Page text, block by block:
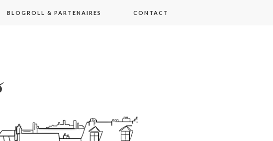
BLOGROLL & PARTENAIRES CONTACT